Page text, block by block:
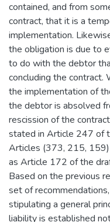
contained, and from
contract, that it is a
implementation.
the obligation is due to
to do with the debtor
concluding the contract.
the implementation of
the debtor is absolved
rescission of the
stated in Article 247 of
Articles (373, 215, 159)
as Article 172 of the
Based on the previous
set of
stipulating a general
liability is established